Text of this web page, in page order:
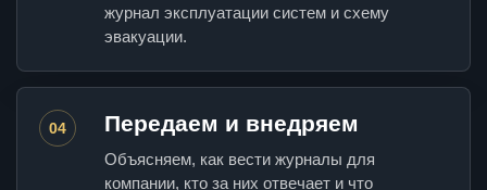
журнал эксплуатации систем и схему
эвакуации.
04 Передаем и внедряем
Объясняем, как вести журналы для
компании, кто за них отвечает и что